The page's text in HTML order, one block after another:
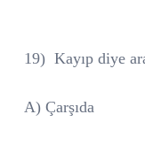
19) Kayıp diye
A) Çarşıda